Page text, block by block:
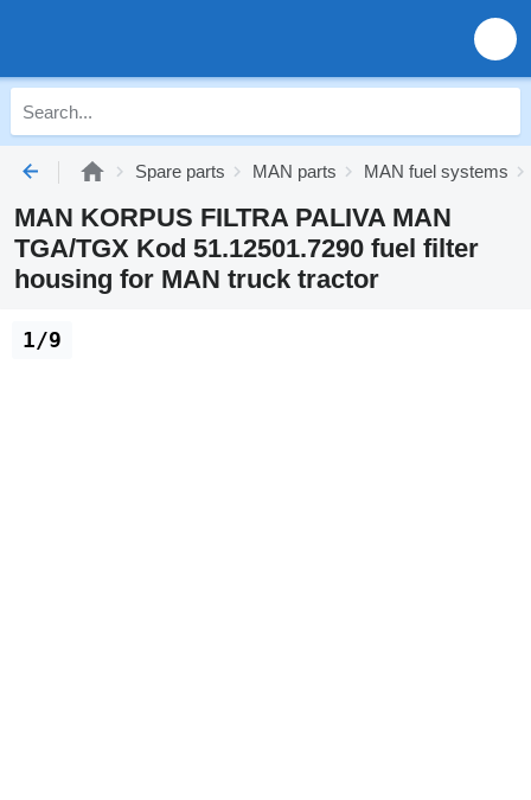
Spare parts MAN parts MAN fuel systems
MAN KORPUS FILTRA PALIVA MAN
TGA/TGX Kod 51.12501.7290 fuel filter
housing for MAN truck tractor
1/9